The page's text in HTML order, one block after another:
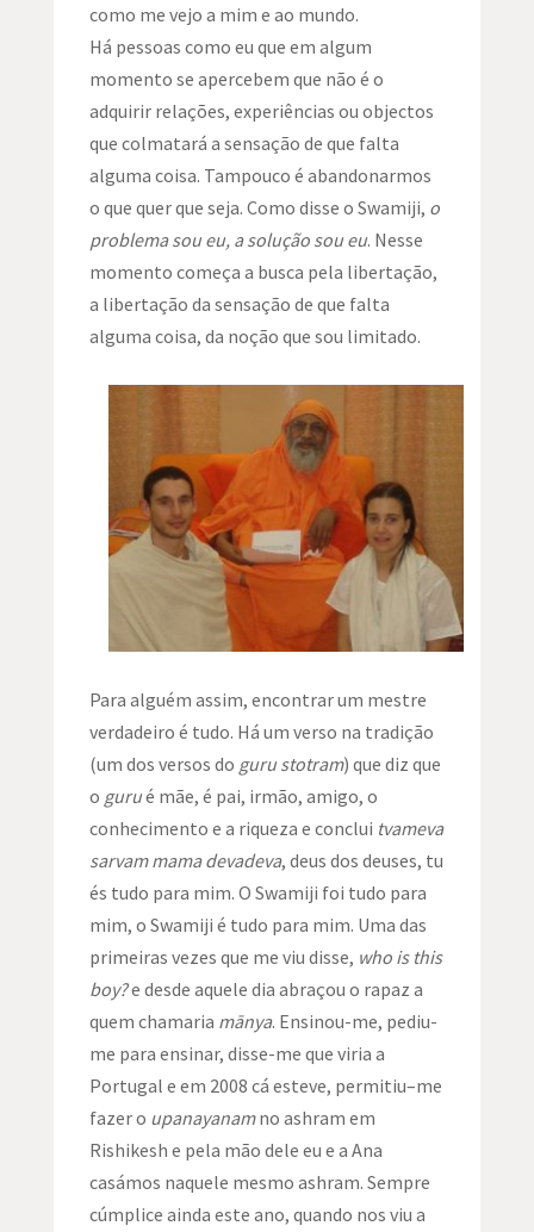
como me vejo a mim e ao mundo.
Há pessoas como eu que em algum
momento se apercebem que não é o
adquirir relações, experiências ou objectos
que colmatará a sensação de que falta
alguma coisa. Tampouco é abandonarmos
o que quer que seja. Como disse o Swamiji, o
problema sou eu, a solução sou eu. Nesse
momento começa a busca pela libertação,
a libertação da sensação de que falta
alguma coisa, da noção que sou limitado.
Para alguém assim, encontrar um mestre
verdadeiro é tudo. Há um verso na tradição
(um dos versos do guru stotram) que diz que
o gurué mãe, é pai, irmão, amigo, o
conhecimento e a riqueza e conclui tvameva
sarvam mama devadeva, deus dos deuses, tu
és tudo para mim. O Swamiji foi tudo para
mim, o Swamiji é tudo para mim. Uma das
primeiras vezes que me viu disse, who is this
boy?e desde aquele dia abraçou o rapaz a
quem chamaria mānya. Ensinou-me, pediu-
me para ensinar, disse-me que viria a
Portugal e em 2008 cá esteve, permitiu–me
fazer o upanayanamno ashram em
Rishikesh e pela mão dele eu e a Ana
casámos naquele mesmo ashram. Sempre
cúmplice ainda este ano, quando nos viu a